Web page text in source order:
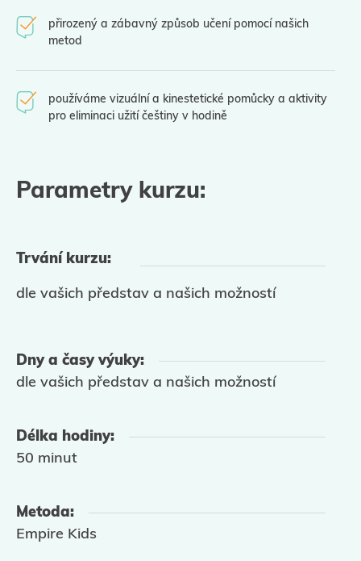
přirozený a zábavný způsob učení pomocí našich
metod
používáme vizuální a kinestetické pomůcky a aktivity
pro eliminaci užití češtiny v hodině
Parametry kurzu:
Trvání kurzu:
dle vašich představ a našich možností
Dny a časy výuky:
dle vašich představ a našich možností
Délka hodiny:
50 minut
Metoda:
Empire Kids